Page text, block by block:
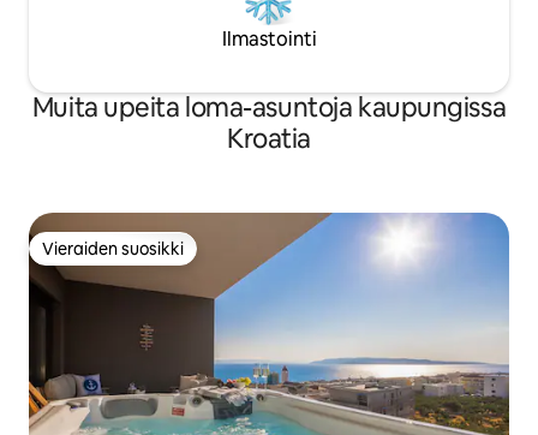
Ilmastointi
Muita upeita loma-asuntoja kaupungissa
Kroatia
Vieraiden suosikki
Vieraiden suosikki